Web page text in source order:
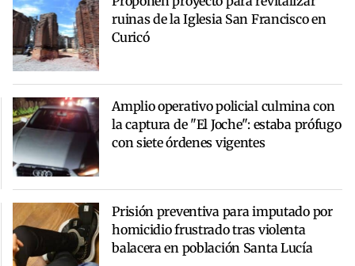
ruinas de la Iglesia San Francisco en
Curicó
Amplio operativo policial culmina con
la captura de "El Joche": estaba prófugo
con siete órdenes vigentes
Prisión preventiva para imputado por
homicidio frustrado tras violenta
balacera en población Santa Lucía